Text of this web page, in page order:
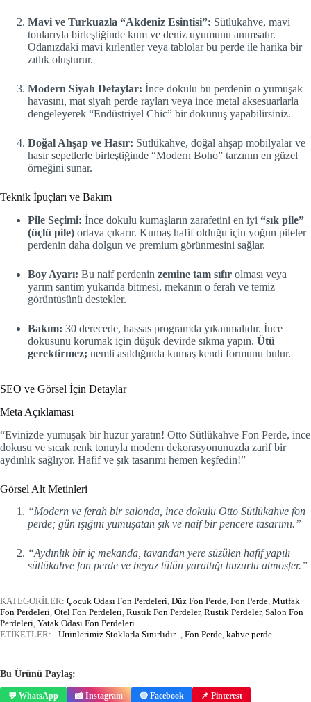
Mavi ve Turkuazla “Akdeniz Esintisi”: Sütlükahve, mavi
tonlarıyla birleştiğinde kum ve deniz uyumunu anımsatır.
Odanızdaki mavi kırlentler veya tablolar bu perde ile harika bir
zıtlık oluşturur.
Modern Siyah Detaylar: İnce dokulu bu perdenin o yumuşak
havasını, mat siyah perde rayları veya ince metal aksesuarlarla
dengeleyerek “Endüstriyel Chic” bir dokunuş yapabilirsiniz.
Doğal Ahşap ve Hasır: Sütlükahve, doğal ahşap mobilyalar ve
hasır sepetlerle birleştiğinde “Modern Boho” tarzının en güzel
örneğini sunar.
Teknik İpuçları ve Bakım
Pile Seçimi: İnce dokulu kumaşların zarafetini en iyi “sık pile”
(üçlü pile) ortaya çıkarır. Kumaş hafif olduğu için yoğun pileler
perdenin daha dolgun ve premium görünmesini sağlar.
Boy Ayarı: Bu naif perdenin zemine tam sıfır olması veya
yarım santim yukarıda bitmesi, mekanın o ferah ve temiz
görüntüsünü destekler.
Bakım: 30 derecede, hassas programda yıkanmalıdır. İnce
dokusunu korumak için düşük devirde sıkma yapın. Ütü
gerektirmez; nemli asıldığında kumaş kendi formunu bulur.
SEO ve Görsel İçin Detaylar
Meta Açıklaması
“Evinizde yumuşak bir huzur yaratın! Otto Sütlükahve Fon Perde, ince
dokusu ve sıcak renk tonuyla modern dekorasyonunuzda zarif bir
aydınlık sağlıyor. Hafif ve şık tasarımı hemen keşfedin!”
Görsel Alt Metinleri
“Modern ve ferah bir salonda, ince dokulu Otto Sütlükahve fon
perde; gün ışığını yumuşatan şık ve naif bir pencere tasarımı.”
“Aydınlık bir iç mekanda, tavandan yere süzülen hafif yapılı
sütlükahve fon perde ve beyaz tülün yarattığı huzurlu atmosfer.”
KATEGORİLER: Çocuk Odası Fon Perdeleri, Düz Fon Perde, Fon Perde, Mutfak
Fon Perdeleri, Otel Fon Perdeleri, Rustik Fon Perdeler, Rustik Perdeler, Salon Fon
Perdeleri, Yatak Odası Fon Perdeleri
ETİKETLER: - Ürünlerimiz Stoklarla Sınırlıdır -, Fon Perde, kahve perde
Bu Ürünü Paylaş:
💬 WhatsApp 📸 Instagram 🔵 Facebook 📌 Pinterest